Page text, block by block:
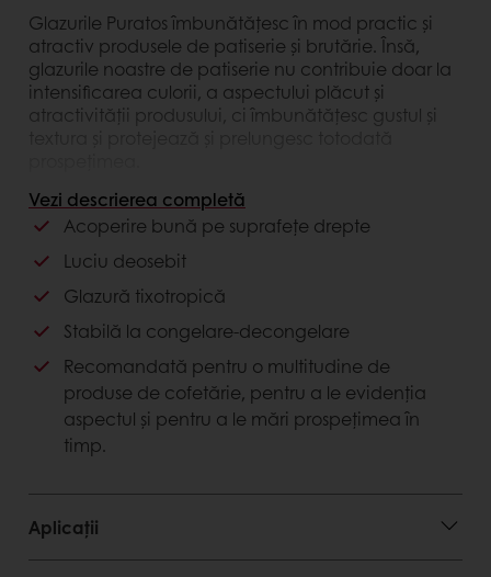
Glazurile Puratos îmbunătățesc în mod practic și
atractiv produsele de patiserie și brutărie. Însă,
glazurile noastre de patiserie nu contribuie doar la
intensificarea culorii, a aspectului plăcut și
atractivității produsului, ci îmbunătățesc gustul și
Începând din 1990, când am inventat și am lansat
produsul nostru Miroir, ne-am extins portofoliul de
glazuri cu inovații și dezvoltări concepute să
Avantaje client
Glazură gata de utilizat (aplicare la rece)
Îmbunătățește aspectul și prospețimea
produselor finite
Glazură recomandată pentru o gamă variată
Ușor de aplicat: se amestecă până devine
fluidă. Se aplică pe produs în funcție de
textura și aplicația dorite. Se întărește în circa
10 minute.
Vezi descrierea completă
Acoperire bună pe suprafețe drepte
Luciu deosebit
Glazură tixotropică
Stabilă la congelare-decongelare
Recomandată pentru o multitudine de
produse de cofetărie, pentru a le evidenția
aspectul și pentru a le mări prospețimea în
timp.
Aplicații